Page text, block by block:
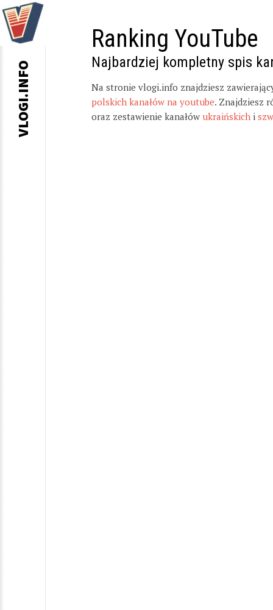
Ranking YouTube
Najbardziej kompletny spis
Na stronie vlogi.info znajdziesz
polskich kanałów na youtube. Znajdziesz
oraz zestawienie kanałów ukraińskich i
VLOGI.INFO